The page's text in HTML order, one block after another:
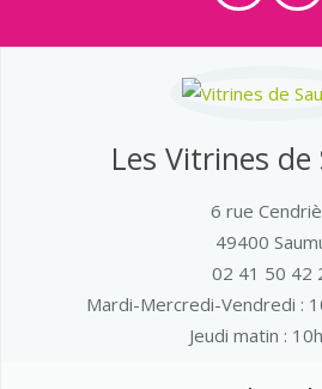
Les Vitrines
6 rue
49400
02 41 50 42
Mardi-Mercredi-Vendredi :
Jeudi matin :